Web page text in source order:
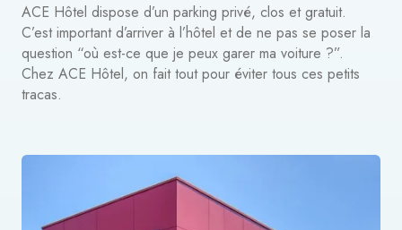
ACE Hôtel dispose d’un parking privé, clos et gratuit.
C’est important d’arriver à l’hôtel et de ne pas se poser la
question “où est-ce que je peux garer ma voiture ?”.
Chez ACE Hôtel, on fait tout pour éviter tous ces petits
tracas.